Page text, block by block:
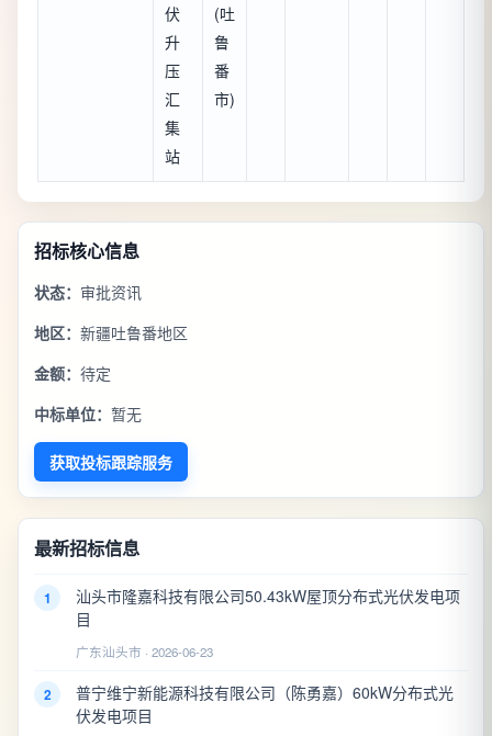
伏
升
压
汇
集
站
(吐
鲁
番
市)
招标核心信息
状态： 审批资讯
地区： 新疆吐鲁番地区
金额： 待定
中标单位： 暂无
获取投标跟踪服务
最新招标信息
1
汕头市隆嘉科技有限公司50.43kW屋顶分布式光伏发电项
目
广东汕头市 · 2026-06-23
2
普宁维宁新能源科技有限公司（陈勇嘉）60kW分布式光
伏发电项目